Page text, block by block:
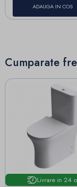
ADAUGA IN COS
Cumparate
Livrare in 24